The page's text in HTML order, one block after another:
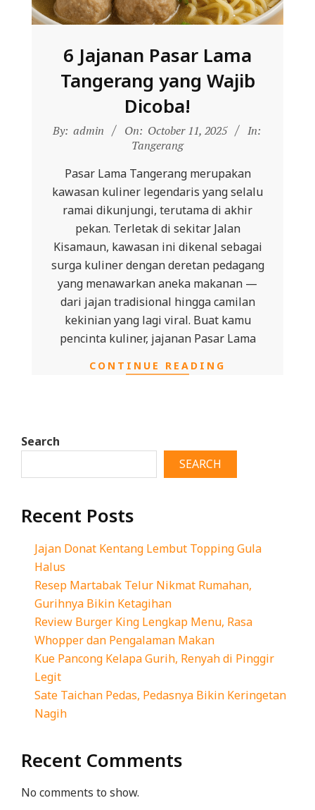
6 Jajanan Pasar Lama
Tangerang yang Wajib
Dicoba!
2025-
By: admin On: October 11, 2025
In:
Tangerang
Pasar Lama Tangerang merupakan
kawasan kuliner legendaris yang selalu
ramai dikunjungi, terutama di akhir
pekan. Terletak di sekitar Jalan
Kisamaun, kawasan ini dikenal sebagai
surga kuliner dengan deretan pedagang
yang menawarkan aneka makanan —
dari jajan tradisional hingga camilan
kekinian yang lagi viral. Buat kamu
pencinta kuliner, jajanan Pasar Lama
CONTINUE READING
Search
SEARCH
Recent Posts
Jajan Donat Kentang Lembut Topping Gula
Halus
Resep Martabak Telur Nikmat Rumahan,
Gurihnya Bikin Ketagihan
Review Burger King Lengkap Menu, Rasa
Whopper dan Pengalaman Makan
Kue Pancong Kelapa Gurih, Renyah di Pinggir
Legit
Sate Taichan Pedas, Pedasnya Bikin Keringetan
Nagih
Recent Comments
No comments to show.